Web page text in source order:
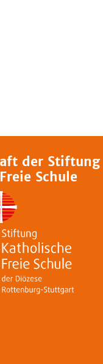
der Stiftung
Schule